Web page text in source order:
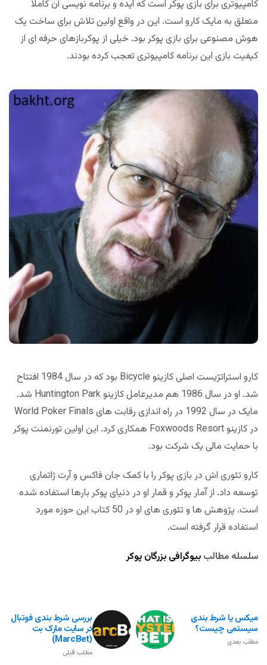
کامپیوتری برای بازی پوکر است که ایده و برنامه نویسی آن کاملا
متعلق به مایک کارو است. این در واقع اولین تلاش برای ساخت یک
هوش مصنوعی برای بازی پوکر بود. خیلی از پوکربازهای حرفه ای از
کیفیت بازی این برنامه کامپیوتری تعجب کرده بودند.
کارو استراتژیست اصلی کازینو Bicycle بود که در سال 1984 افتتاح
شد. او در سال 1986 هم مدیرعامل کازینو Huntington Park شد.
مایک در سال 1992 در راه اندازی رقابت های World Poker Finals
در کازینو Foxwoods Resort همکاری کرد. این اولین تورنمنت پوکر
با حمایت مالی یک شرکت بود.
کارو تئوری اش در بازی پوکر را با کمک جان فاکس و آرت ژاتماری
توسعه داد. از آمار پوکر و قمار او در دنیای پوکر بارها استفاده شده
است. پژوهش ها و تئوری های او در 50 کتاب این حوزه مورد
استفاده قرار گرفته است.
سلسله مطالب بیوگرافی بزرگان پوکر
بررسی شرط بندی فوتبال
در سایت مارک بت
(MarcBet)
مطلب قبلی
میکس یا شرط بندی
سیستمی چیست؟
مطلب بعدی